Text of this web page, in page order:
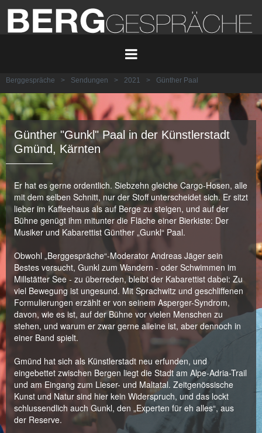
Berggespräche > Sendungen > 2021 > Günther Paal
Günther "Gunkl" Paal in der Künstlerstadt
Gmünd, Kärnten
Er hat es gerne ordentlich. Siebzehn gleiche Cargo-Hosen, alle
mit dem selben Schnitt, nur der Stoff unterscheidet sich. Er sitzt
lieber im Kaffeehaus als auf Berge zu steigen, und auf der
Bühne genügt ihm mitunter die Fläche einer Bierkiste: Der
Musiker und Kabarettist Günther „Gunkl“ Paal.
Obwohl „Berggespräche“-Moderator Andreas Jäger sein
Bestes versucht, Gunkl zum Wandern - oder Schwimmen im
Millstätter See - zu überreden, bleibt der Kabarettist dabei: Zu
viel Bewegung ist ungesund. Mit Sprachwitz und geschliffenen
Formulierungen erzählt er von seinem Asperger-Syndrom,
davon, wie es ist, auf der Bühne vor vielen Menschen zu
stehen, und warum er zwar gerne alleine ist, aber dennoch in
einer Band spielt.
Gmünd hat sich als Künstlerstadt neu erfunden, und
eingebettet zwischen Bergen liegt die Stadt am Alpe-Adria-Trail
und am Eingang zum Lieser- und Maltatal. Zeitgenössische
Kunst und Natur sind hier kein Widerspruch, und das lockt
schlussendlich auch Gunkl, den „Experten für eh alles“, aus
der Reserve.